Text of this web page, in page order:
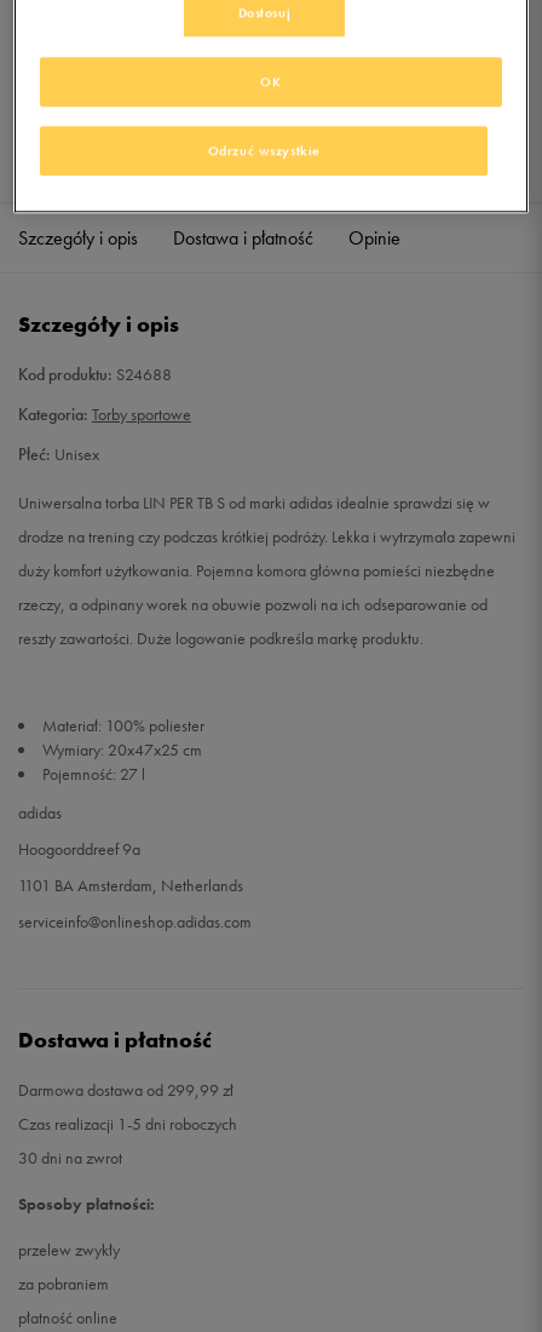
Jeśli artykuł będzie ponownie dostępny, otrzymasz od nas powiadomienie.
Wybierz rozmiar
S Powiadom o dostępności
Sprawdź dostępność w salonach
Szczegóły i opis Dostawa i płatność Opinie
Szczegóły i opis
Kod produktu: S24688
Kategoria: Torby sportowe
Płeć: Unisex
Uniwersalna torba LIN PER TB S od marki adidas idealnie sprawdzi się w
drodze na trening czy podczas krótkiej podróży. Lekka i wytrzymała zapewni
duży komfort użytkowania. Pojemna komora główna pomieści niezbędne
rzeczy, a odpinany worek na obuwie pozwoli na ich odseparowanie od
reszty zawartości. Duże logowanie podkreśla markę produktu.
Materiał: 100% poliester
Wymiary: 20x47x25 cm
Pojemność: 27 l
adidas
Hoogoorddreef 9a
1101 BA Amsterdam, Netherlands
serviceinfo@onlineshop.adidas.com
Dostawa i płatność
Darmowa dostawa od 299,99 zł
Czas realizacji 1-5 dni roboczych
30 dni na zwrot
Sposoby płatności:
przelew zwykły
za pobraniem
płatność online
Dostosuj
Odrzuć wszystkie
OK